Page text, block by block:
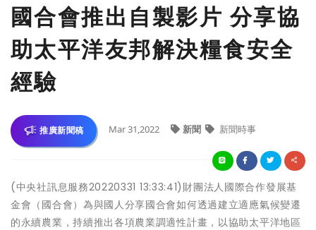
國合會推出自製影片 分享協
助太平洋友邦解決糧食安全
經驗
推廣新聞稿 Mar 31,2022 新聞 新聞時事
(中央社訊息服務20220331 13:33:41)財團法人國際合作發展基
金會（國合會）為與國人分享國合會如何透過建立適應氣候變遷
的永續農業，持續推出各項農業調適性計畫，以協助太平洋地區